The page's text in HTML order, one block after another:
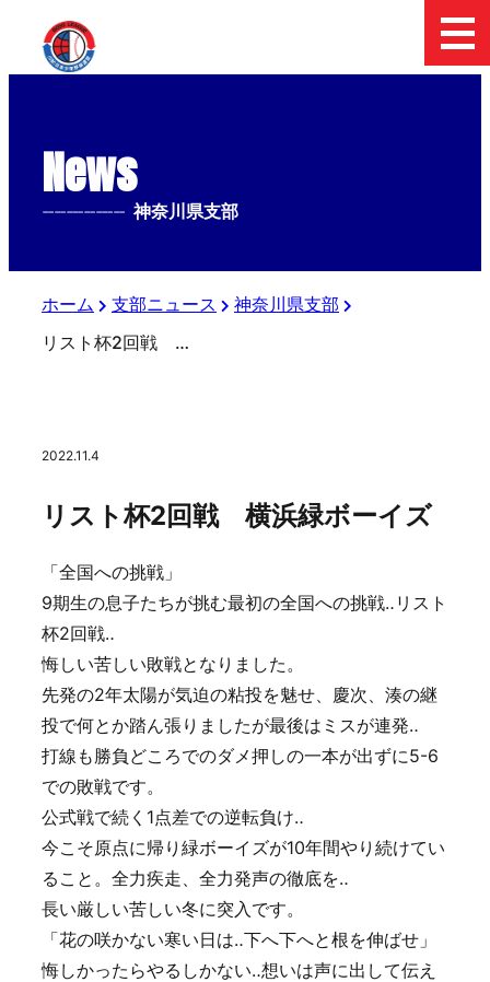
News
-------------- 神奈川県支部
ホーム 支部ニュース
神奈川県支部
リスト杯2回戦 横浜緑ボーイズ
2022.11.4
リスト杯2回戦 横浜緑ボーイズ
「全国への挑戦」
9期生の息子たちが挑む最初の全国への挑戦‥リスト
杯2回戦‥
悔しい苦しい敗戦となりました。
先発の2年太陽が気迫の粘投を魅せ、慶次、湊の継
投で何とか踏ん張りましたが最後はミスが連発‥
打線も勝負どころでのダメ押しの一本が出ずに5-6
での敗戦です。
公式戦で続く1点差での逆転負け‥
今こそ原点に帰り緑ボーイズが10年間やり続けてい
ること。全力疾走、全力発声の徹底を‥
長い厳しい苦しい冬に突入です。
「花の咲かない寒い日は‥下へ下へと根を伸ばせ」
悔しかったらやるしかない‥想いは声に出して伝え